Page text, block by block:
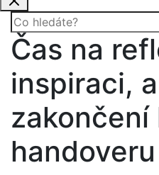
Čas na
inspiraci,
handoveru